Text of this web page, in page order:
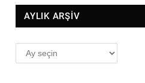
AYLIK ARŞİV
AYLIK
ARŞİV